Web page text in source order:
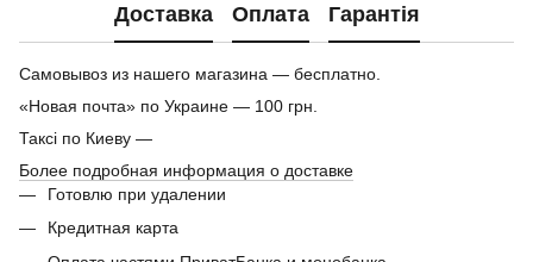
Доставка Оплата Гарантія
Самовывоз из нашего магазина — бесплатно.
«Новая почта» по Украине — 100 грн.
Таксі по Киеву —
Более подробная информация о доставке
Готовлю при удалении
Кредитная карта